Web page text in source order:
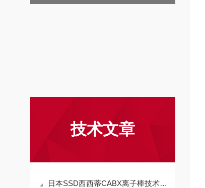
技术文章
日本SSD西西蒂CABX离子棒技术参数